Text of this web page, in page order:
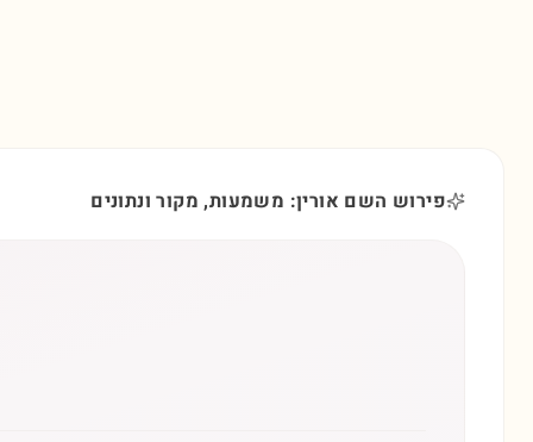
פירוש השם אורין: משמעות, מקור ונתונים